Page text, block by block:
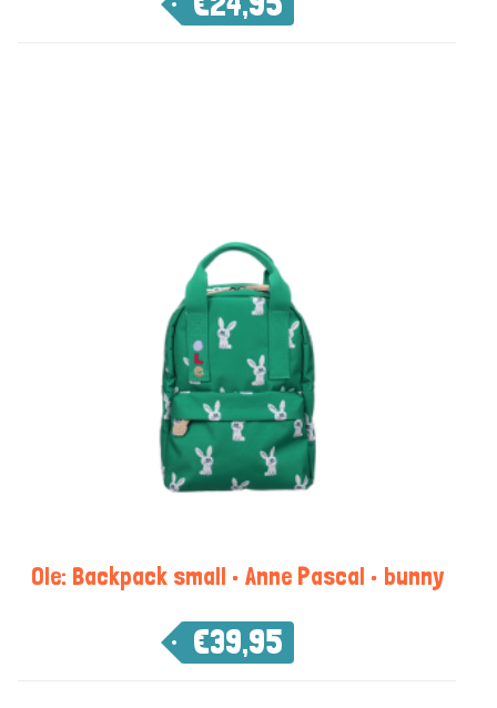
Ole: Backpack small • Anne Pascal • bunny
€39,95